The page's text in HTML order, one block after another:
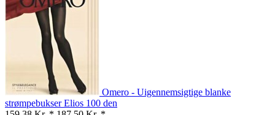
Omero - Uigennemsigtige blanke
strømpebukser Elios 100 den